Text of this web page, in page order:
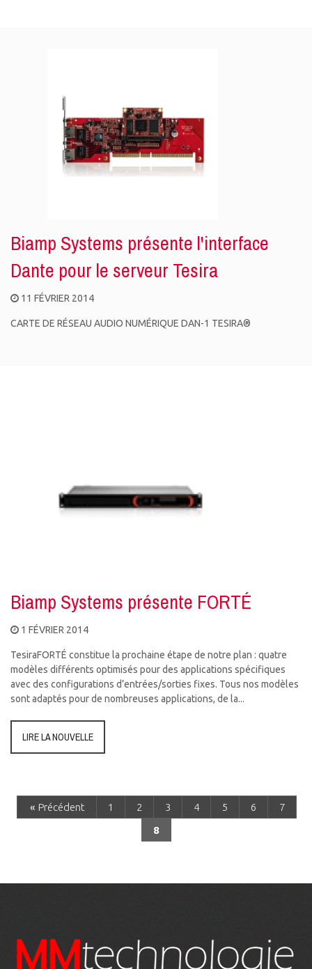
Biamp Systems présente l'interface
Dante pour le serveur Tesira
11 FÉVRIER 2014
CARTE DE RÉSEAU AUDIO NUMÉRIQUE DAN-1 TESIRA®
Biamp Systems présente FORTÉ
1 FÉVRIER 2014
TesiraFORTÉ constitue la prochaine étape de notre plan : quatre
modèles différents optimisés pour des applications spécifiques
avec des configurations d’entrées/sorties fixes. Tous nos modèles
sont adaptés pour de nombreuses applications, de la...
LIRE LA NOUVELLE
« Précédent 1 2 3 4 5 6
7
8